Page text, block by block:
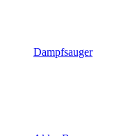
Dampfsauger